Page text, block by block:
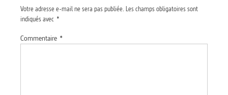
Votre adresse e-mail ne sera pas publiée. Les champs obligatoires sont
indiqués avec *
Commentaire *